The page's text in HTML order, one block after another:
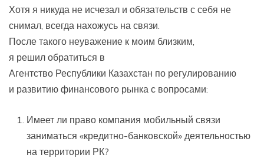
Хотя я никуда не исчезал и обязательств с себя не
снимал, всегда нахожусь на связи.
После такого неуважение к моим близким,
я решил обратиться в
Агентство Республики Казахстан по регулированию
и развитию финансового рынка с вопросами:
Имеет ли право компания мобильный связи
заниматься «кредитно-банковской» деятельностью
на территории РК?